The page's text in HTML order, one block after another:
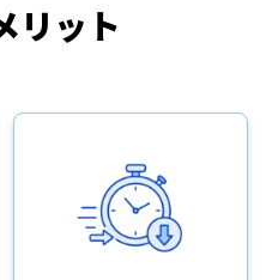
リット